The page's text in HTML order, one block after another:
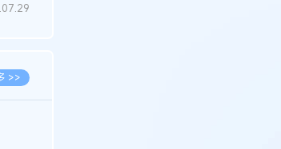
>>